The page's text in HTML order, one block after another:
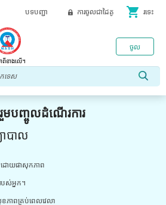
បទបញ្ជា ការចូលជាដៃគូ shopping_cart រទេះ
ាពីខាងលើ។
ចូល
បញ្ចូលដំណើរការ
បាល
បដោយផាសុកភាព
បស់អ្នក។
ខភាពគ្រប់ពេលវេលា